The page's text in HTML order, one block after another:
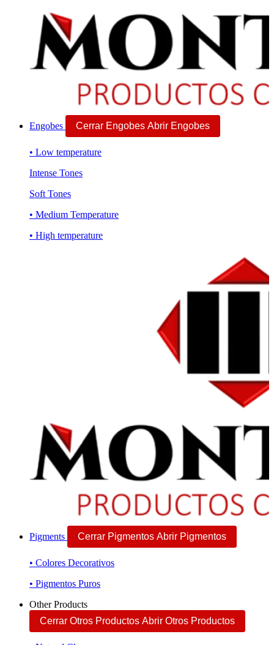
Engobes Cerrar Engobes Abrir Engobes
• Low temperature
Intense Tones
Soft Tones
• Medium Temperature
• High temperature
Pigments Cerrar Pigmentos Abrir Pigmentos
• Colores Decorativos
• Pigmentos Puros
Other Products
Cerrar Otros Productos Abrir Otros Productos